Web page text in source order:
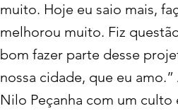
muito. Hoje eu saio mais,
melhorou muito. Fiz
bom fazer parte desse
nossa cidade, que eu
Nilo Peçanha com um